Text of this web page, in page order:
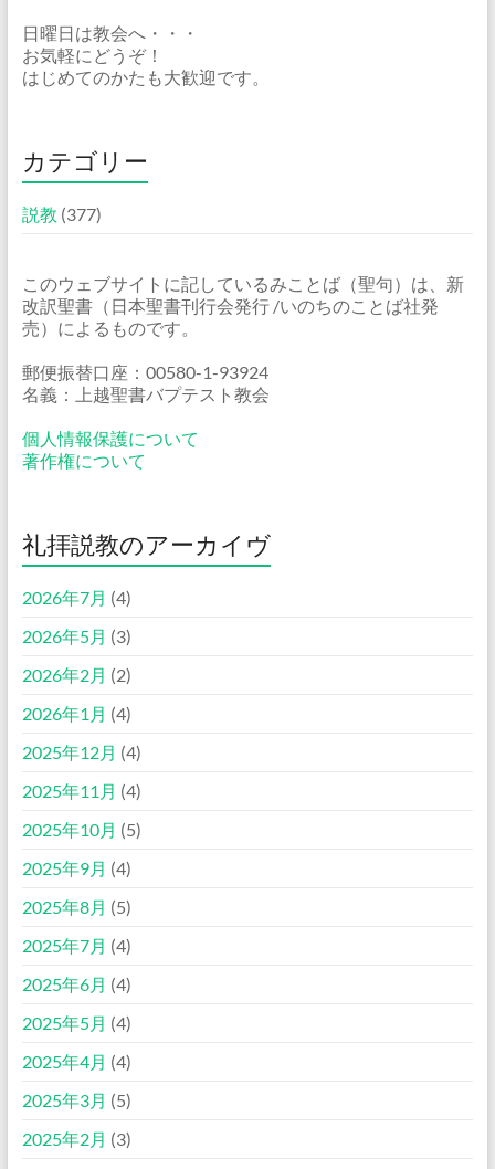
日曜日は教会へ・・・
お気軽にどうぞ！
はじめてのかたも大歓迎です。
カテゴリー
説教 (377)
このウェブサイトに記しているみことば（聖句）は、新
改訳聖書（日本聖書刊行会発行 /いのちのことば社発
売）によるものです。
郵便振替口座：00580-1-93924
名義：上越聖書バプテスト教会
個人情報保護について
著作権について
礼拝説教のアーカイヴ
2026年7月 (4)
2026年5月 (3)
2026年2月 (2)
2026年1月 (4)
2025年12月 (4)
2025年11月 (4)
2025年10月 (5)
2025年9月 (4)
2025年8月 (5)
2025年7月 (4)
2025年6月 (4)
2025年5月 (4)
2025年4月 (4)
2025年3月 (5)
2025年2月 (3)